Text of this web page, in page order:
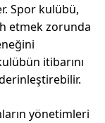
Spor kulübü,
etmek zorunda
itibarını
yönetimleri